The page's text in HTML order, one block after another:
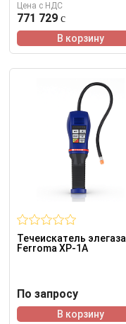
Цена с НДС
771 729
В корзину
Течеискатель элегаза
Ferroma XP-1A
По запросу
В корзину